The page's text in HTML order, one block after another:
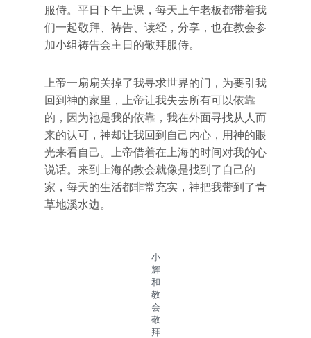
服侍。平日下午上课，每天上午老板都带着我
们一起敬拜、祷告、读经，分享，也在教会参
加小组祷告会主日的敬拜服侍。
上帝一扇扇关掉了我寻求世界的门，为要引我
回到神的家里，上帝让我失去所有可以依靠
的，因为祂是我的依靠，我在外面寻找从人而
来的认可，神却让我回到自己内心，用神的眼
光来看自己。上帝借着在上海的时间对我的心
说话。来到上海的教会就像是找到了自己的
家，每天的生活都非常充实，神把我带到了青
草地溪水边。
小
辉
和
教
会
敬
拜